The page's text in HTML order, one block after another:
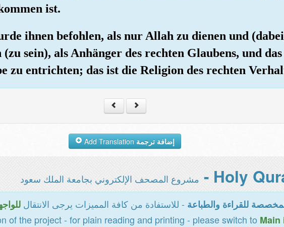
ist.
ihnen befohlen, als nur Allah zu dienen und
sein), als Anhänger des rechten Glaubens, und
zu entrichten; das ist die Religion des rechten
إضافة ترجمة
مشروع المصحف الإلكتروني بجامعة الملك سعود
للقراءة والطباعة - للاستفادة من كافة المميزات يرجى الانتقال
of the project - for plain reading and printing - please switch to Main